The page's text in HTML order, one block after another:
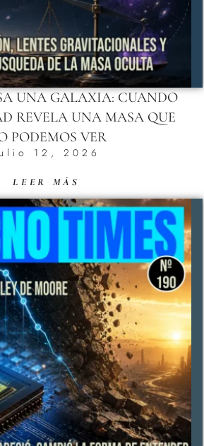
UNA GALAXIA: CUANDO
REVELA UNA MASA QUE
PODEMOS VER
12, 2026
LEER MÁS